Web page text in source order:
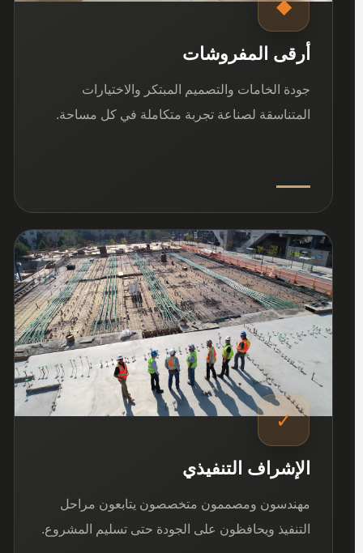
◆
أرقى المفروشات
جودة الخامات والتصميم المبتكر والاختيارات
المتناسقة لصناعة تجربة متكاملة في كل مساحة.
03
✓
الإشراف التنفيذي
مهندسون ومصممون متخصصون يتابعون مراحل
التنفيذ ويحافظون على الجودة حتى تسليم المشروع.